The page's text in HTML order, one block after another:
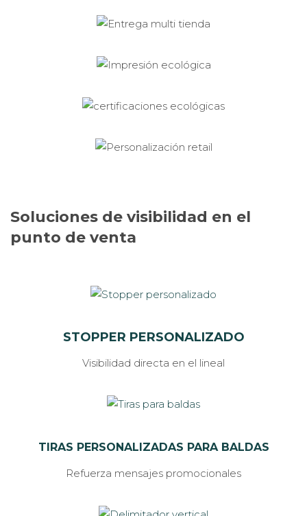
Soluciones de visibilidad en el
punto de venta
STOPPER PERSONALIZADO
Visibilidad directa en el lineal
TIRAS PERSONALIZADAS PARA BALDAS
Refuerza mensajes promocionales